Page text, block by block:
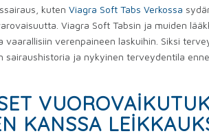
kuten Viagra Soft Tabs Verkossa
Viagra Soft Tabsin ja muiden
verenpaineen laskuihin. Siksi
sairaushistoria ja nykyinen terveydentila
KANSSA